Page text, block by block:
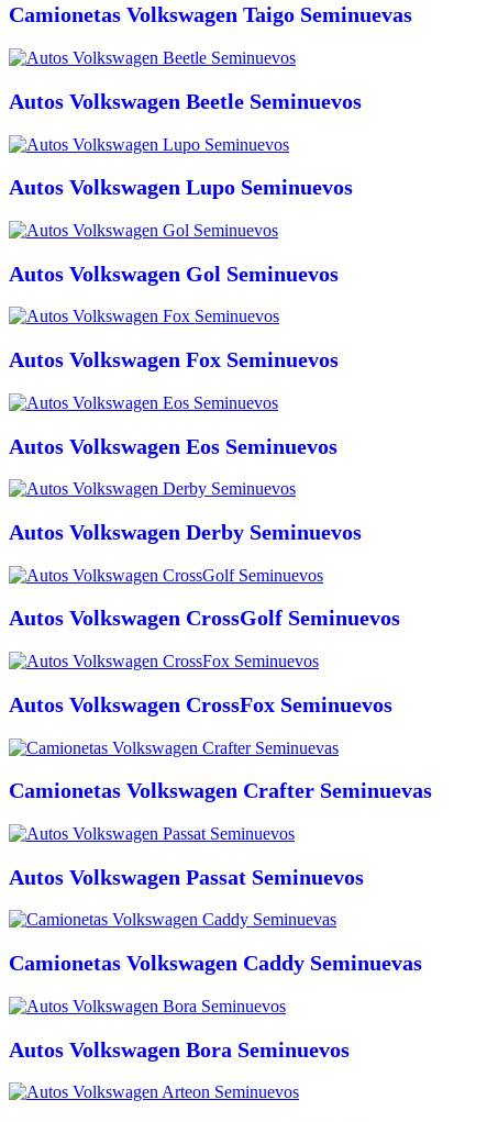
Camionetas Volkswagen Taigo Seminuevas
Autos Volkswagen Beetle Seminuevos
Autos Volkswagen Lupo Seminuevos
Autos Volkswagen Gol Seminuevos
Autos Volkswagen Fox Seminuevos
Autos Volkswagen Eos Seminuevos
Autos Volkswagen Derby Seminuevos
Autos Volkswagen CrossGolf Seminuevos
Autos Volkswagen CrossFox Seminuevos
Camionetas Volkswagen Crafter Seminuevas
Autos Volkswagen Passat Seminuevos
Camionetas Volkswagen Caddy Seminuevas
Autos Volkswagen Bora Seminuevos